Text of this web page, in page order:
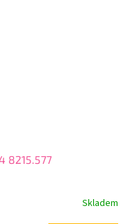
8215.577
Skladem